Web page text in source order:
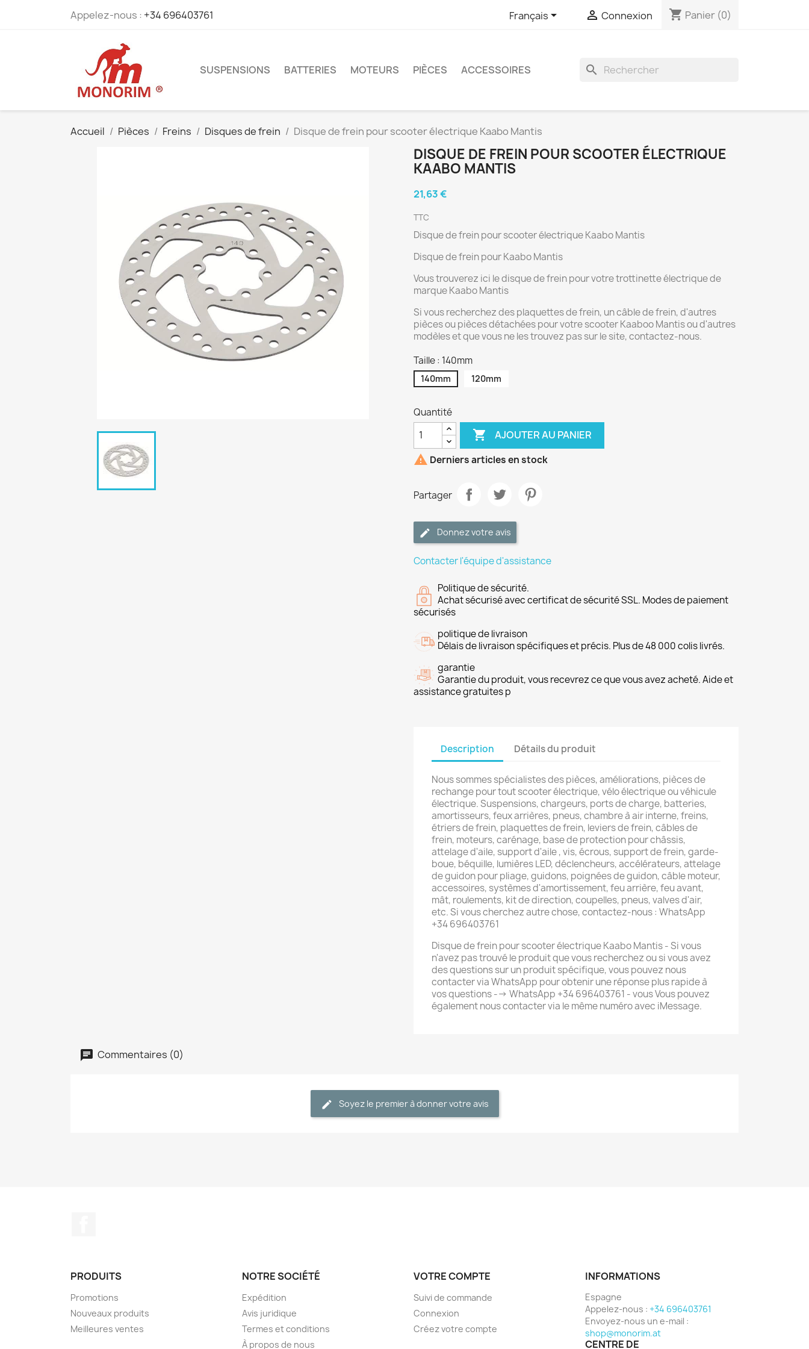
Appelez-nous : +34 696403761 Français  Connexion shopping_cart Panier (0)
SUSPENSIONS BATTERIES MOTEURS PIÈCES ACCESSOIRES search
Accueil Pièces Freins Disques de frein Disque de frein pour scooter électrique Kaabo Mantis
DISQUE DE FREIN POUR SCOOTER ÉLECTRIQUE
KAABO MANTIS
21,63 €
TTC
Disque de frein pour scooter électrique Kaabo Mantis
Disque de frein pour Kaabo Mantis
Vous trouverez ici le disque de frein pour votre trottinette électrique de
marque Kaabo Mantis
Si vous recherchez des plaquettes de frein, un câble de frein, d'autres
pièces ou pièces détachées pour votre scooter Kaaboo Mantis ou d'autres
modèles et que vous ne les trouvez pas sur le site, contactez-nous.
Taille : 140mm
140mm 120mm
Quantité
 AJOUTER AU PANIER
 Derniers articles en stock
Partager
Donnez votre avis
Contacter l'équipe d'assistance
Politique de sécurité.
Achat sécurisé avec certificat de sécurité SSL. Modes de paiement
sécurisés
politique de livraison
Délais de livraison spécifiques et précis. Plus de 48 000 colis livrés.
garantie
Garantie du produit, vous recevrez ce que vous avez acheté. Aide et
assistance gratuites p
Description Détails du produit
Nous sommes spécialistes des pièces, améliorations, pièces de
rechange pour tout scooter électrique, vélo électrique ou véhicule
électrique. Suspensions, chargeurs, ports de charge, batteries,
amortisseurs, feux arrières, pneus, chambre à air interne, freins,
étriers de frein, plaquettes de frein, leviers de frein, câbles de
frein, moteurs, carénage, base de protection pour châssis,
attelage d'aile, support d'aile , vis, écrous, support de frein, garde-
boue, béquille, lumières LED, déclencheurs, accélérateurs, attelage
de guidon pour pliage, guidons, poignées de guidon, câble moteur,
accessoires, systèmes d'amortissement, feu arrière, feu avant,
mât, roulements, kit de direction, coupelles, pneus, valves d'air,
etc. Si vous cherchez autre chose, contactez-nous : WhatsApp
+34 696403761
Disque de frein pour scooter électrique Kaabo Mantis - Si vous
n'avez pas trouvé le produit que vous recherchez ou si vous avez
des questions sur un produit spécifique, vous pouvez nous
contacter via WhatsApp pour obtenir une réponse plus rapide à
vos questions --> WhatsApp +34 696403761 - vous Vous pouvez
également nous contacter via le même numéro avec iMessage.
Commentaires (0)
Soyez le premier à donner votre avis
PRODUITS
Promotions
Nouveaux produits
Meilleures ventes
NOTRE SOCIÉTÉ
Expédition
Avis juridique
Termes et conditions
À propos de nous
VOTRE COMPTE
Suivi de commande
Connexion
Créez votre compte
INFORMATIONS
Espagne
Appelez-nous : +34 696403761
Envoyez-nous un e-mail :
shop@monorim.at
CENTRE DE